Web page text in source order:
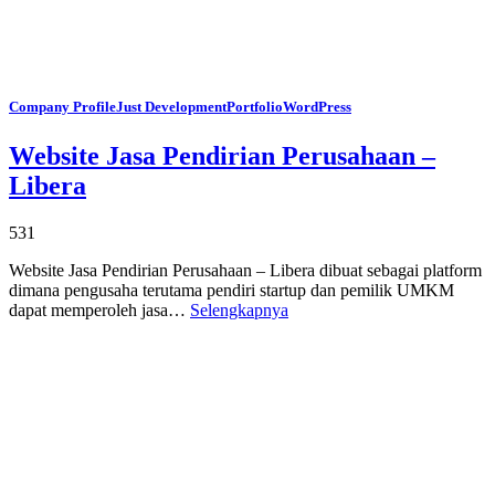
Company ProfileJust DevelopmentPortfolioWordPress
Website Jasa Pendirian Perusahaan –
Libera
531
Website Jasa Pendirian Perusahaan – Libera dibuat sebagai platform
dimana pengusaha terutama pendiri startup dan pemilik UMKM
dapat memperoleh jasa… Selengkapnya